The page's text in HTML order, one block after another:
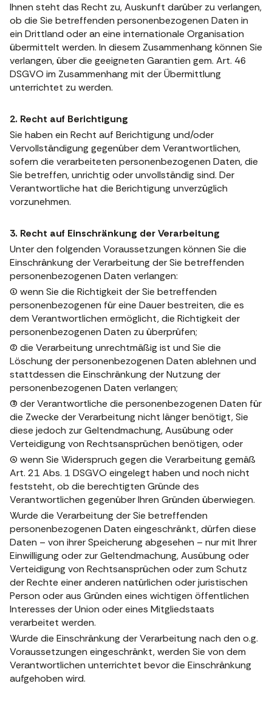
Ihnen steht das Recht zu, Auskunft darüber zu verlangen,
ob die Sie betreffenden personenbezogenen Daten in
ein Drittland oder an eine internationale Organisation
übermittelt werden. In diesem Zusammenhang können Sie
verlangen, über die geeigneten Garantien gem. Art. 46
DSGVO im Zusammenhang mit der Übermittlung
unterrichtet zu werden.
2. Recht auf Berichtigung
Sie haben ein Recht auf Berichtigung und/oder
Vervollständigung gegenüber dem Verantwortlichen,
sofern die verarbeiteten personenbezogenen Daten, die
Sie betreffen, unrichtig oder unvollständig sind. Der
Verantwortliche hat die Berichtigung unverzüglich
vorzunehmen.
3. Recht auf Einschränkung der Verarbeitung
Unter den folgenden Voraussetzungen können Sie die
Einschränkung der Verarbeitung der Sie betreffenden
personenbezogenen Daten verlangen:
(1) wenn Sie die Richtigkeit der Sie betreffenden
personenbezogenen für eine Dauer bestreiten, die es
dem Verantwortlichen ermöglicht, die Richtigkeit der
personenbezogenen Daten zu überprüfen;
(2) die Verarbeitung unrechtmäßig ist und Sie die
Löschung der personenbezogenen Daten ablehnen und
stattdessen die Einschränkung der Nutzung der
personenbezogenen Daten verlangen;
(3) der Verantwortliche die personenbezogenen Daten für
die Zwecke der Verarbeitung nicht länger benötigt, Sie
diese jedoch zur Geltendmachung, Ausübung oder
Verteidigung von Rechtsansprüchen benötigen, oder
(4) wenn Sie Widerspruch gegen die Verarbeitung gemäß
Art. 21 Abs. 1 DSGVO eingelegt haben und noch nicht
feststeht, ob die berechtigten Gründe des
Verantwortlichen gegenüber Ihren Gründen überwiegen.
Wurde die Verarbeitung der Sie betreffenden
personenbezogenen Daten eingeschränkt, dürfen diese
Daten – von ihrer Speicherung abgesehen – nur mit Ihrer
Einwilligung oder zur Geltendmachung, Ausübung oder
Verteidigung von Rechtsansprüchen oder zum Schutz
der Rechte einer anderen natürlichen oder juristischen
Person oder aus Gründen eines wichtigen öffentlichen
Interesses der Union oder eines Mitgliedstaats
verarbeitet werden.
Wurde die Einschränkung der Verarbeitung nach den o.g.
Voraussetzungen eingeschränkt, werden Sie von dem
Verantwortlichen unterrichtet bevor die Einschränkung
aufgehoben wird.